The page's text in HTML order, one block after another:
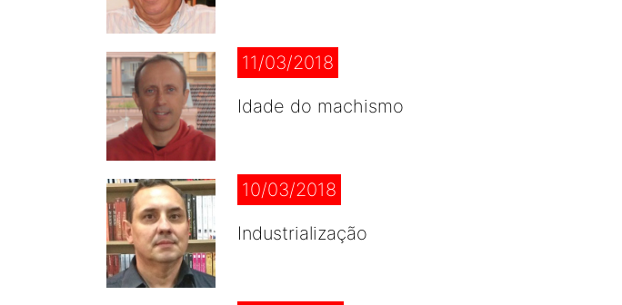
11/03/2018
Idade do machismo
10/03/2018
Industrialização